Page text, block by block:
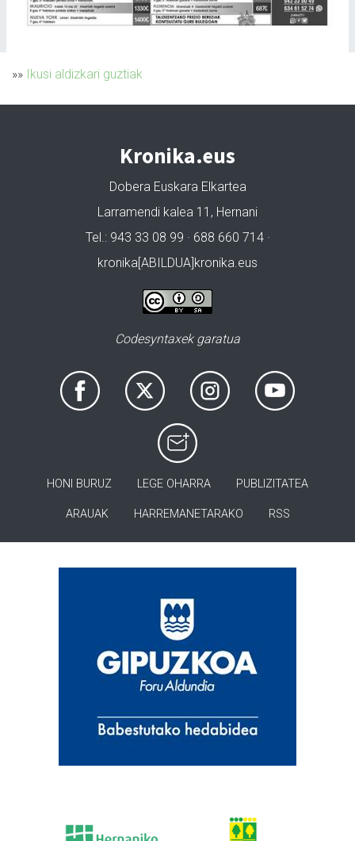
»» Ikusi aldizkari guztiak
Kronika.eus
Dobera Euskara Elkartea
Larramendi kalea 11, Hernani
Tel.: 943 33 08 99 · 688 660 714 ·
kronika[ABILDUA]kronika.eus
Codesyntaxek garatua
HONI BURUZ LEGE OHARRA PUBLIZITATEA
ARAUAK HARREMANETARAKO RSS